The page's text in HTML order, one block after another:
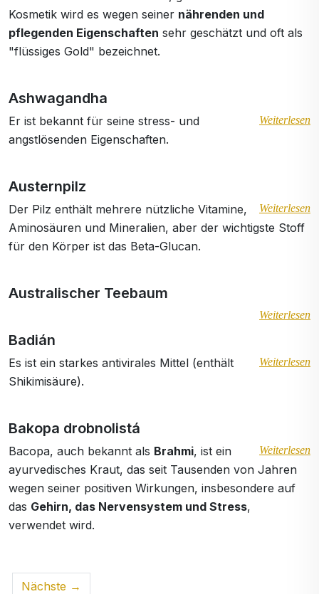
Kosmetik wird es wegen seiner nährenden und
pflegenden Eigenschaften sehr geschätzt und oft als
"flüssiges Gold" bezeichnet.
Ashwagandha
Weiterlesen
Er ist bekannt für seine stress- und
angstlösenden Eigenschaften.
Austernpilz
Weiterlesen
Der Pilz enthält mehrere nützliche Vitamine,
Aminosäuren und Mineralien, aber der wichtigste Stoff
für den Körper ist das Beta-Glucan.
Australischer Teebaum
Weiterlesen
Badián
Weiterlesen
Es ist ein starkes antivirales Mittel (enthält
Shikimisäure).
Bakopa drobnolistá
Weiterlesen
Bacopa, auch bekannt als Brahmi, ist ein
ayurvedisches Kraut, das seit Tausenden von Jahren
wegen seiner positiven Wirkungen, insbesondere auf
das Gehirn, das Nervensystem und Stress,
verwendet wird.
Nächste →